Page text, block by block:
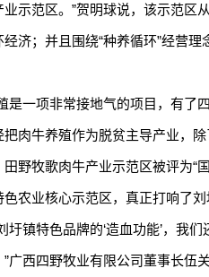
业示范区。”贺明球说，该示范
济；并且围绕“种养循环”经营
一项非常接地气的项目，有了四
把肉牛养殖作为脱贫主导产业，
田野牧歌肉牛产业示范区被评为“
农业核心示范区，真正打响了刘
镇特色品牌的‘造血功能’，我们
广西四野牧业有限公司董事长伍